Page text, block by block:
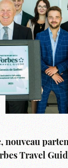
nouveau
Travel